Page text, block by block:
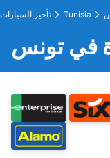
تأجير السيارات Tunisia
في تونس